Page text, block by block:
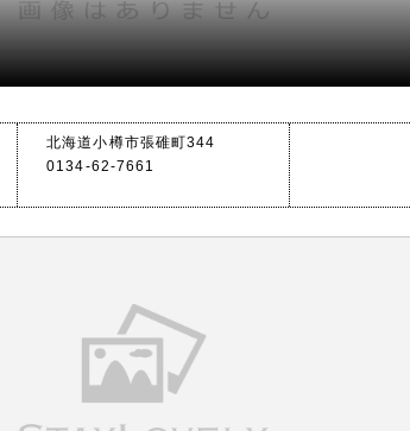
北海道小樽市張碓町344
0134-62-7661